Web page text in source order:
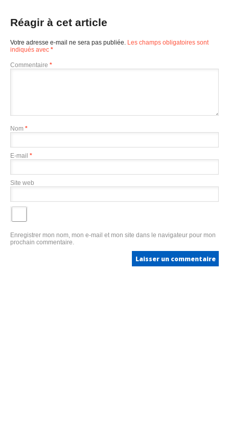
Réagir à cet article
Votre adresse e-mail ne sera pas publiée. Les champs obligatoires sont
indiqués avec *
Commentaire *
Nom *
E-mail *
Site web
Enregistrer mon nom, mon e-mail et mon site dans le navigateur pour mon
prochain commentaire.